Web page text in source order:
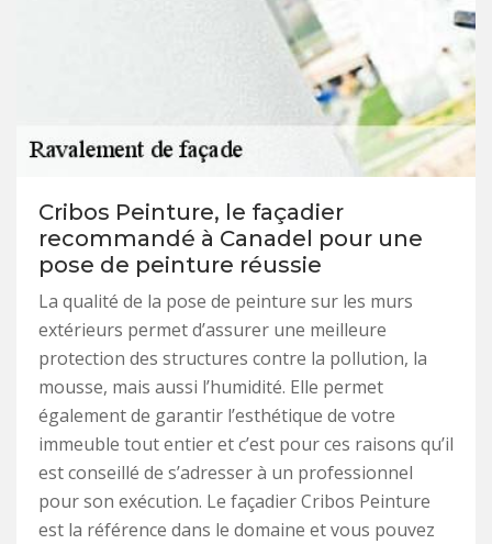
Cribos Peinture, le façadier
recommandé à Canadel pour une
pose de peinture réussie
La qualité de la pose de peinture sur les murs
extérieurs permet d’assurer une meilleure
protection des structures contre la pollution, la
mousse, mais aussi l’humidité. Elle permet
également de garantir l’esthétique de votre
immeuble tout entier et c’est pour ces raisons qu’il
est conseillé de s’adresser à un professionnel
pour son exécution. Le façadier Cribos Peinture
est la référence dans le domaine et vous pouvez